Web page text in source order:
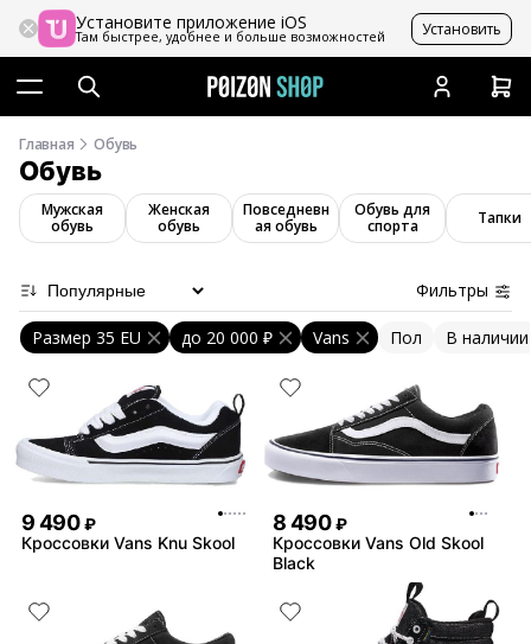
Установите приложение iOS
Там быстрее, удобнее и больше возможностей Установить
Главная Обувь
Обувь
Мужская
обувь
Женская
обувь
Повседневн
ая обувь
Обувь для
спорта
Тапки
Фильтры
Размер 35 EU до 20 000 ₽ Пол
Vans В наличии
9 490 ₽
Кроссовки Vans Knu Skool
8 490 ₽
Кроссовки Vans Old Skool
Black